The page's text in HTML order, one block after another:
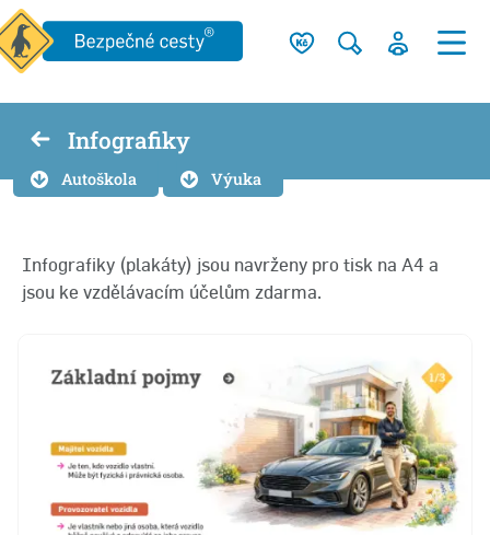
Infografiky
Autoškola Výuka
Infografiky (plakáty) jsou navrženy pro tisk na A4 a
jsou ke vzdělávacím účelům zdarma.